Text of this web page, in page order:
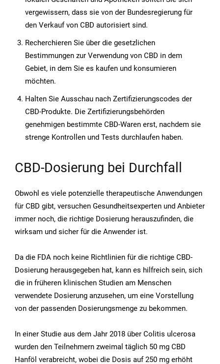
vergewissern, dass sie von der Bundesregierung für
den Verkauf von CBD autorisiert sind.
Recherchieren Sie über die gesetzlichen
Bestimmungen zur Verwendung von CBD in dem
Gebiet, in dem Sie es kaufen und konsumieren
möchten.
Halten Sie Ausschau nach Zertifizierungscodes der
CBD-Produkte. Die Zertifizierungsbehörden
genehmigen bestimmte CBD-Waren erst, nachdem sie
strenge Kontrollen und Tests durchlaufen haben.
CBD-Dosierung bei Durchfall
Obwohl es viele potenzielle therapeutische Anwendungen
für CBD gibt, versuchen Gesundheitsexperten und Anbieter
immer noch, die richtige Dosierung herauszufinden, die
wirksam und sicher für die Anwender ist.
Da die FDA noch keine Richtlinien für die richtige CBD-
Dosierung herausgegeben hat, kann es hilfreich sein, sich
die in früheren klinischen Studien am Menschen
verwendete Dosierung anzusehen, um eine Vorstellung
von der passenden Dosierungsmenge zu bekommen.
In einer Studie aus dem Jahr 2018 über Colitis ulcerosa
wurden den Teilnehmern zweimal täglich 50 mg CBD
Hanföl verabreicht, wobei die Dosis auf 250 mg erhöht